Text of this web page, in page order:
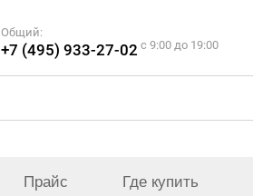
Общий:
+7 (495) 933-27-02 c 9:00 до 19:00
Прайс Где купить